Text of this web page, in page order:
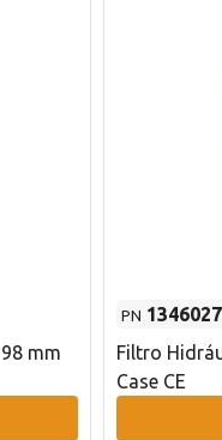
mm
PN
Filtro
Case CE